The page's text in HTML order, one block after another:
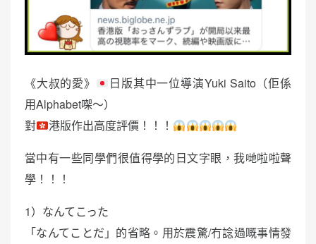
《大叔的愛》
日版其中一位導演Yuki Saito（佢係
用Alphabet㗎～）
對
港版作出高度評價！！！
當中有一些同學們很值得學的日文字眼，我哋啦啦聲
學！！！
1）なんてこった
「なんてことだ」的省略。用於震驚/冇諗過嘅事情發